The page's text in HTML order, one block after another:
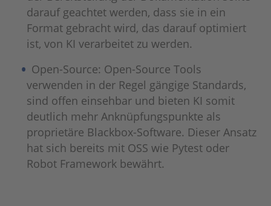
darauf geachtet werden, dass sie in ein
Format gebracht wird, das darauf optimiert
ist, von KI verarbeitet zu werden.
Open-Source: Open-Source Tools
verwenden in der Regel gängige Standards,
sind offen einsehbar und bieten KI somit
deutlich mehr Anknüpfungspunkte als
proprietäre Blackbox-Software. Dieser Ansatz
hat sich bereits mit OSS wie Pytest oder
Robot Framework bewährt.